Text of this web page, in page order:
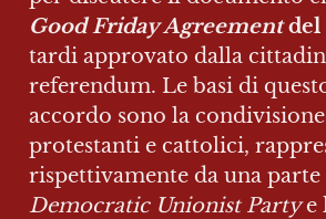
Good Friday Agreement del
tardi approvato dalla
referendum. Le basi di
accordo sono la
protestanti e cattolici,
Democratic Unionist Party e